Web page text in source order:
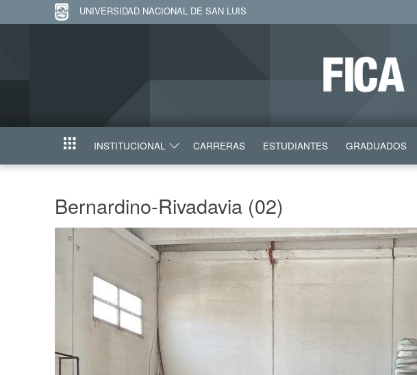
UNIVERSIDAD NACIONAL DE SAN LUIS
INICIO INSTITUCIONAL CARRERAS ESTUDIANTES GRADUADOS
Bernardino-Rivadavia (02)